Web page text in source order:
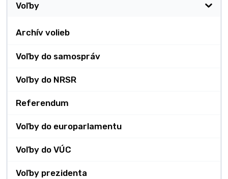
Voľby
Archív volieb
Voľby do samospráv
Voľby do NRSR
Referendum
Voľby do europarlamentu
Voľby do VÚC
Voľby prezidenta